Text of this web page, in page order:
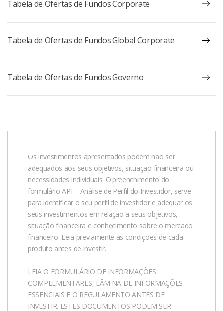
Tabela de Ofertas de Fundos Corporate
Tabela de Ofertas de Fundos Global Corporate
Tabela de Ofertas de Fundos Governo
Os investimentos apresentados podem não ser
adequados aos seus objetivos, situação financeira ou
necessidades individuais. O preenchimento do
formulário API – Análise de Perfil do Investidor, serve
para identificar o seu perfil de investidor e adequar os
seus investimentos em relação a seus objetivos,
situação financeira e conhecimento sobre o mercado
financeiro. Leia previamente as condições de cada
produto antes de investir.
LEIA O FORMULÁRIO DE INFORMAÇÕES
COMPLEMENTARES, LÂMINA DE INFORMAÇÕES
ESSENCIAIS E O REGULAMENTO ANTES DE
INVESTIR. ESTES DOCUMENTOS PODEM SER